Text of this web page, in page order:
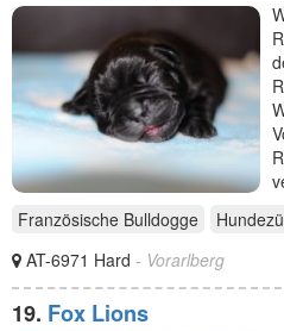
Französische Bulldogge
AT-6971 Hard - Vorarlberg
19. Fox Lions